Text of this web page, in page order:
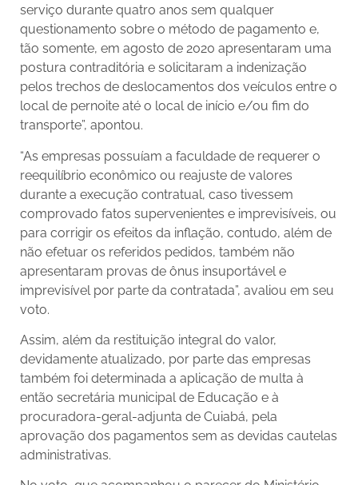
serviço durante quatro anos sem qualquer
questionamento sobre o método de pagamento e,
tão somente, em agosto de 2020 apresentaram uma
postura contraditória e solicitaram a indenização
pelos trechos de deslocamentos dos veículos entre o
local de pernoite até o local de início e/ou fim do
transporte”, apontou.
“As empresas possuíam a faculdade de requerer o
reequilíbrio econômico ou reajuste de valores
durante a execução contratual, caso tivessem
comprovado fatos supervenientes e imprevisíveis, ou
para corrigir os efeitos da inflação, contudo, além de
não efetuar os referidos pedidos, também não
apresentaram provas de ônus insuportável e
imprevisível por parte da contratada”, avaliou em seu
voto.
Assim, além da restituição integral do valor,
devidamente atualizado, por parte das empresas
também foi determinada a aplicação de multa à
então secretária municipal de Educação e à
procuradora-geral-adjunta de Cuiabá, pela
aprovação dos pagamentos sem as devidas cautelas
administrativas.